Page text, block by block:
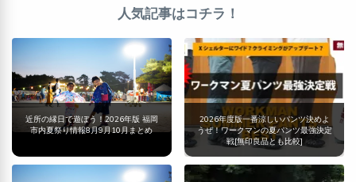
人気記事はコチラ！
近所の縁日で遊ぼう！2026年版 福岡
市内夏祭り情報8月9月10月まとめ
2026年度版一番涼しいパンツ決めよ
うぜ！ワークマンの夏パンツ最強決定
戦[無印良品とも比較]